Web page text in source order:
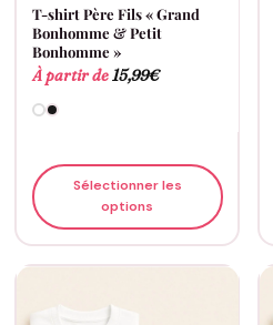
T-shirt Père Fils « Grand
Bonhomme & Petit
Bonhomme »
À partir de15,99€
Sélectionner les
options